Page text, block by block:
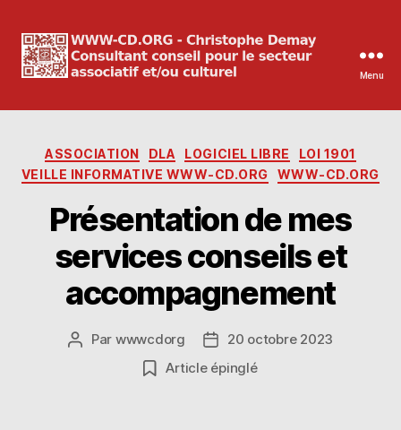
Christophe
Demay
Menu
Catégories
ASSOCIATION DLA LOGICIEL LIBRE
LOI 1901
VEILLE INFORMATIVE WWW-CD.ORG
WWW-CD.ORG
Présentation de mes
services conseils et
accompagnement
Auteur
Par wwwcdorg
Date
de
l’article
20 octobre 2023
Article épinglé